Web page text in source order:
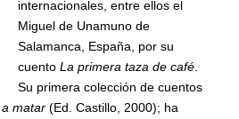
internacionales, entre ellos el
Miguel de Unamuno de
Salamanca, España, por su
cuento La primera taza de café.
Su primera colección de cuentos
matar(Ed. Castillo, 2000); ha